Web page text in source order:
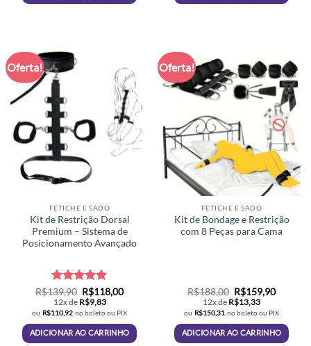
Oferta!
FETICHE E SADO
Kit de Restrição Dorsal
Premium – Sistema de
Posicionamento Avançado
Avaliação5
de 5
R$139,90 O
preço
original
era:
R$139,90.
R$118,00O
atual
é:
R$118,00.
12x de R$9,83
ou R$110,92 no boleto ou PIX
ADICIONAR AO CARRINHO
Oferta!
FETICHE E SADO
Kit de Bondage e Restrição
com 8 Peças para Cama
R$188,00 O
preço
original
era:
R$188,00.
R$159,90O
atual
é:
12x de R$13,33
ou R$150,31 no boleto ou PIX
ADICIONAR AO CARRINHO